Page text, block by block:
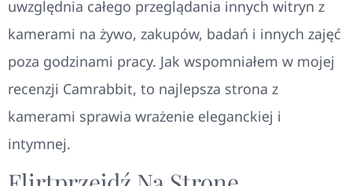
uwzględnia całego przeglądania innych witryn z
kamerami na żywo, zakupów, badań i innych zajęć
poza godzinami pracy. Jak wspomniałem w mojej
recenzji Camrabbit, to najlepsza strona z
kamerami sprawia wrażenie eleganckiej i
intymnej.